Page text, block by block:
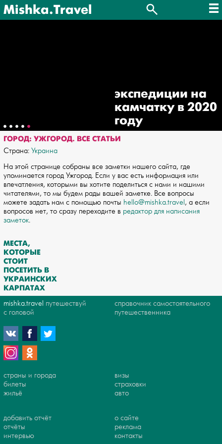
Mishka.Travel
экспедиции на
камчатку в 2020
году
ГОРОД: УЖГОРОД. ВСЕ СТАТЬИ
Страна: Украина
На этой странице собраны все заметки нашего сайта, где
упоминается город Ужгород. Если у вас есть информация или
впечатления, которыми вы хотите поделиться с нами и нашими
читателями, то мы будем рады вашей заметке. Все вопросы
можете задать нам с помощью почты hello@mishka.travel, а если
вопросов нет, то сразу переходите в редактор для написания
заметок.
МЕСТА,
КОТОРЫЕ
СТОИТ
ПОСЕТИТЬ В
УКРАИНСКИХ
КАРПАТАХ
mishka.travel путешествуй
с головой
справочник самостоятельного
путешественника
страны и города
билеты
жильё
визы
страховки
авто
добавить отчёт
отчёты
интервью
о сайте
реклама
контакты